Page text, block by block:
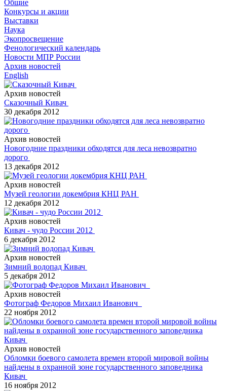
Общие
Конкурсы и акции
Выставки
Наука
Экопросвещение
Фенологический календарь
Новости МПР России
Архив новостей
English
Архив новостей
Сказочный Кивач
30 декабря 2012
Архив новостей
Новогодние праздники обходятся для леса невозвратно
дорого
13 декабря 2012
Архив новостей
Музей геологии докембрия КНЦ РАН
12 декабря 2012
Архив новостей
Кивач - чудо России 2012
6 декабря 2012
Архив новостей
Зимний водопад Кивач
5 декабря 2012
Архив новостей
Фотограф Федоров Михаил Иванович
22 ноября 2012
Архив новостей
Обломки боевого самолета времен второй мировой войны
найдены в охранной зоне государственного заповедника
Кивач
16 ноября 2012